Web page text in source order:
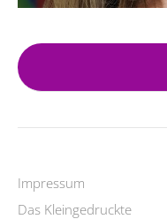
Impressum
Das Kleingedruckte